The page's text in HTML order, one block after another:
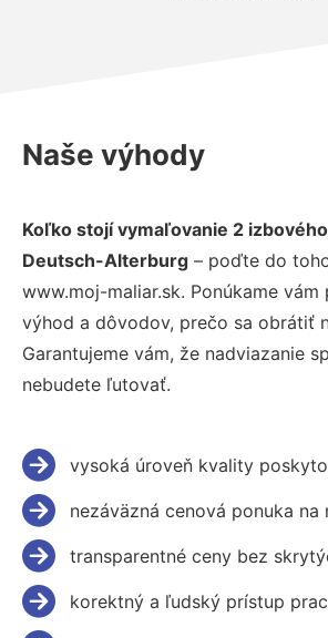
Naše výhody
Koľko stojí vymaľovanie 2
Deutsch-Alterburg – poďte do
www.moj-maliar.sk. Ponúkame
výhod a dôvodov, prečo sa obrátiť
Garantujeme vám, že nadviazanie
nebudete ľutovať.
vysoká úroveň kvality
nezáväzná cenová ponuka na
transparentné ceny bez
korektný a ľudský prístup